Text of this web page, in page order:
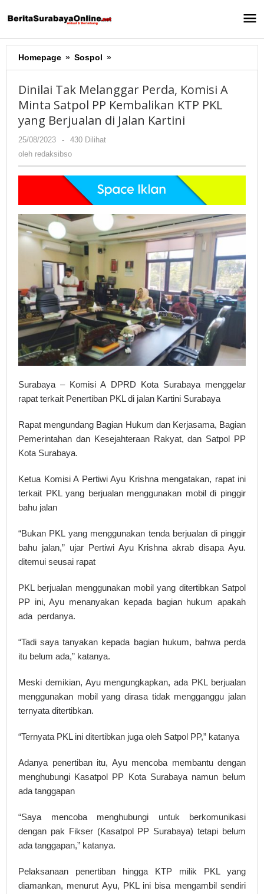
ke
Homepage » Sospol »
Tak
Perda,
Komisi
A
Kembalikan
PKL
yang
Berjualan
di
Jalan
Dinilai Tak Melanggar Perda, Komisi A
Minta Satpol PP Kembalikan KTP PKL
yang Berjualan di Jalan Kartini
25/08/2023
oleh
redaksibso
-
430 Dilihat
oleh redaksibso
Surabaya – Komisi A DPRD Kota Surabaya menggelar
rapat terkait Penertiban PKL di jalan Kartini Surabaya
Rapat mengundang Bagian Hukum dan Kerjasama, Bagian
Pemerintahan dan Kesejahteraan Rakyat, dan Satpol PP
Kota Surabaya.
Ketua Komisi A Pertiwi Ayu Krishna mengatakan, rapat ini
terkait PKL yang berjualan menggunakan mobil di pinggir
bahu jalan
“Bukan PKL yang menggunakan tenda berjualan di pinggir
bahu jalan,” ujar Pertiwi Ayu Krishna akrab disapa Ayu.
ditemui seusai rapat
PKL berjualan menggunakan mobil yang ditertibkan Satpol
PP ini, Ayu menanyakan kepada bagian hukum apakah
ada perdanya.
“Tadi saya tanyakan kepada bagian hukum, bahwa perda
itu belum ada,” katanya.
Meski demikian, Ayu mengungkapkan, ada PKL berjualan
menggunakan mobil yang dirasa tidak mengganggu jalan
ternyata ditertibkan.
“Ternyata PKL ini ditertibkan juga oleh Satpol PP,” katanya
Adanya penertiban itu, Ayu mencoba membantu dengan
menghubungi Kasatpol PP Kota Surabaya namun belum
ada tanggapan
“Saya mencoba menghubungi untuk berkomunikasi
dengan pak Fikser (Kasatpol PP Surabaya) tetapi belum
ada tanggapan,” katanya.
Pelaksanaan penertiban hingga KTP milik PKL yang
diamankan, menurut Ayu, PKL ini bisa mengambil sendiri